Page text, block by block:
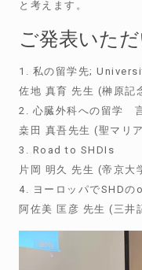
と考えます。
ご発表いた
1. 私の留学先;
佐地 真育 先生 (榊原記
2. 心臓外科への留学
桒田 真吾先生 (聖マリ
3. Road to SHDIs
片岡 明久 先生 (帝京大
4. ヨーロッパでSHD
阿佐美 匡彦 先生 (三井